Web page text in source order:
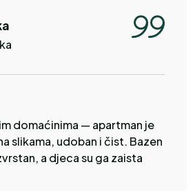
domaćinima — apartman je
slikama, udoban i čist. Bazen
a djeca su ga zaista